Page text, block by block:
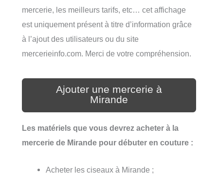
mercerie, les meilleurs tarifs, etc… cet affichage
est uniquement présent à titre d’information grâce
à l’ajout des utilisateurs ou du site
mercerieinfo.com. Merci de votre compréhension.
Ajouter une mercerie à
Mirande
Les matériels que vous devrez acheter à la
mercerie de Mirande pour débuter en couture :
Acheter les ciseaux à Mirande ;